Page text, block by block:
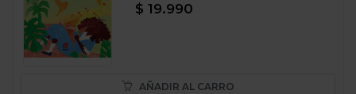
$ 19.990
AÑADIR AL CARRO